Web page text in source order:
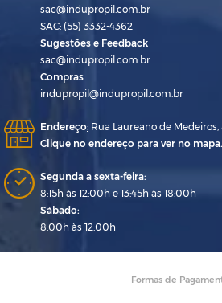
sac@indupropil.com.br
SAC: (55) 3332-4362
Sugestões e Feedback
sac@indupropil.com.br
Compras
indupropil@indupropil.com.br
Endereço: Rua Laureano de
Clique no endereço para ver no mapa.
Segunda a sexta-feira:
8:15h às 12:00h e 13:45h às 18:00h
Sábado:
8:00h às 12:00h
Formas de